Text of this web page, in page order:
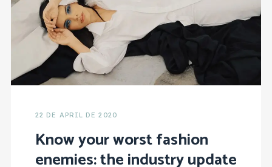
22 DE APRIL DE 2020
Know your worst fashion
enemies: the industry update